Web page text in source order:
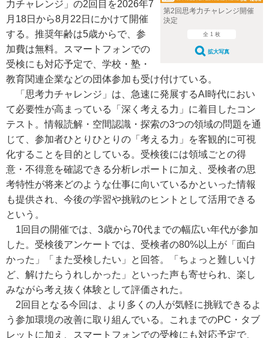
第2回思考力チャレンジ開催
決定
全 1 枚
拡大写真
力チャレンジ」の2回目を2026年7
月18日から8月22日にかけて開催
する。推奨年齢は5歳からで、参
加費は無料。スマートフォンでの
受検にも対応予定で、学校・塾・
教育関連企業などの団体参加も受け付けている。
「思考力チャレンジ」は、急速に発展するAI時代におい
て必要性が高まっている「深く考える力」に着目したコン
テスト。情報読解・空間認識・探索の3つの領域の問題を通
じて、参加者ひとりひとりの「考える力」を客観的に可視
化することを目的としている。受検後には領域ごとの得
意・不得意を確認できる分析レポートに加え、受検者の思
考特性が将来どのような仕事に向いているかといった情報
も提供され、今後の学習や挑戦のヒントとして活用できる
という。
1回目の開催では、3歳から70代までの幅広い年代が参加
した。受検後アンケートでは、受検者の80%以上が「面白
かった」「また受検したい」と回答。「ちょっと難しいけ
ど、解けたらうれしかった」といった声も寄せられ、楽し
みながら考え抜く体験として評価された。
2回目となる今回は、より多くの人が気軽に挑戦できるよ
う参加環境の改善に取り組んでいる。これまでのPC・タブ
レットに加え、スマートフォンでの受検にも対応予定で、